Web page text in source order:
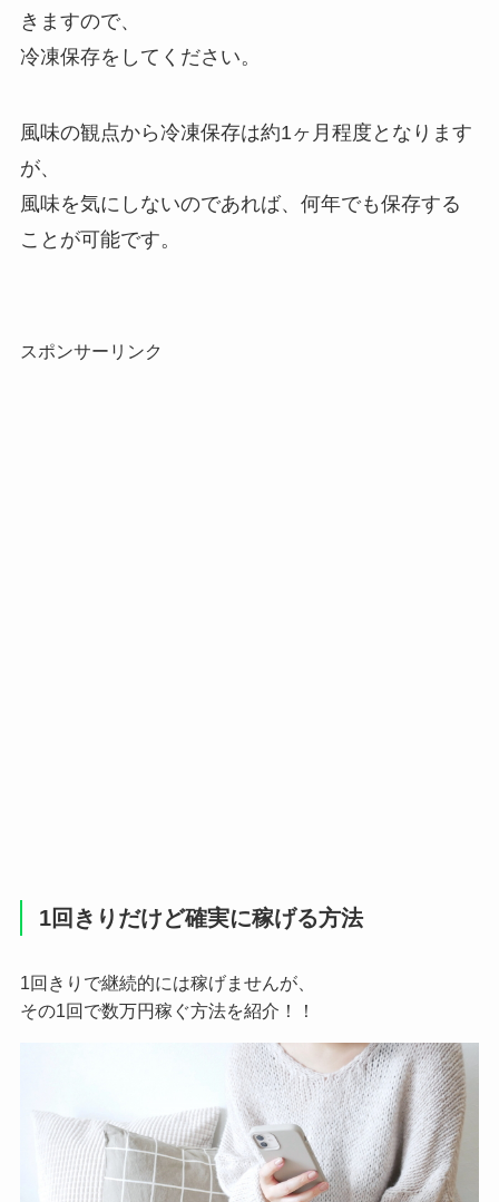
きますので、
冷凍保存をしてください。
風味の観点から冷凍保存は約1ヶ月程度となります
が、
風味を気にしないのであれば、何年でも保存する
ことが可能です。
スポンサーリンク
1回きりだけど確実に稼げる方法
1回きりで継続的には稼げませんが、
その1回で数万円稼ぐ方法を紹介！！